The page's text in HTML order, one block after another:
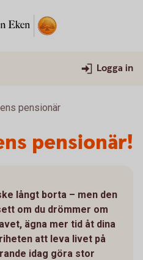
Logga in
pensionär
pensionär!
långt borta – men den
om du drömmer om
ägna mer tid åt dina
att leva livet på
idag göra stor